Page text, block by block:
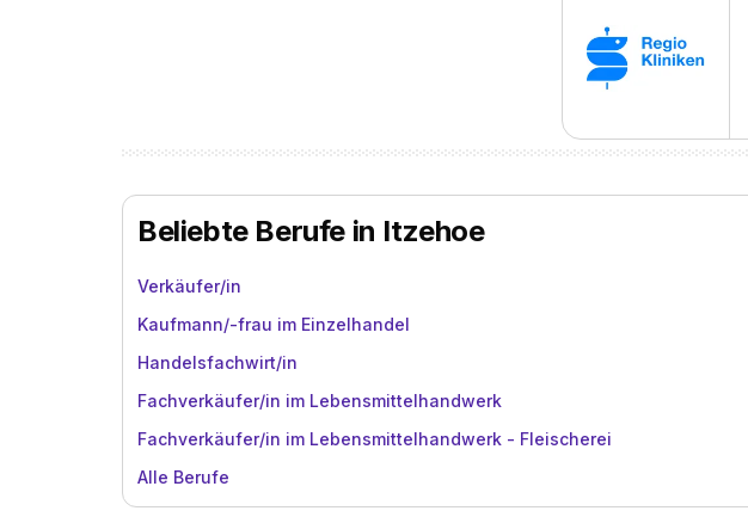
Beliebte Berufe in Itzehoe
Verkäufer/in
Kaufmann/-frau im Einzelhandel
Handelsfachwirt/in
Fachverkäufer/in im Lebensmittelhandwerk
Fachverkäufer/in im Lebensmittelhandwerk - Fleischerei
Alle Berufe